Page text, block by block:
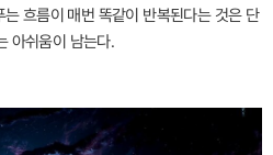
흐름이 매번 똑같이 반복된다는 것은 단
아쉬움이 남는다.